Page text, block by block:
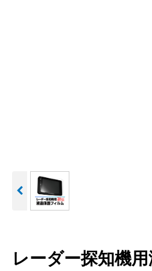
アウトレット
駐車監視セット
レーダー探知機